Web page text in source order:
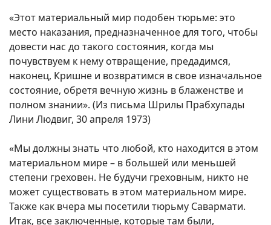
«Этот материальный мир подобен тюрьме: это
место наказания, предназначенное для того, чтобы
довести нас до такого состояния, когда мы
почувствуем к нему отвращение, предадимся,
наконец, Кришне и возвратимся в свое изначальное
состояние, обретя вечную жизнь в блаженстве и
полном знании». (Из письма Шрилы Прабхупады
Лини Людвиг, 30 апреля 1973)
«Мы должны знать что любой, кто находится в этом
материальном мире – в большей или меньшей
степени греховен. Не будучи греховным, никто не
может существовать в этом материальном мире.
Также как вчера мы посетили тюрьму Савармати.
Итак, все заключенные, которые там были,